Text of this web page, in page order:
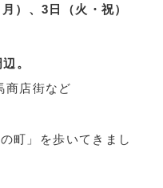
）、3日（火・祝）
。
商店街など
町」を歩いてきまし